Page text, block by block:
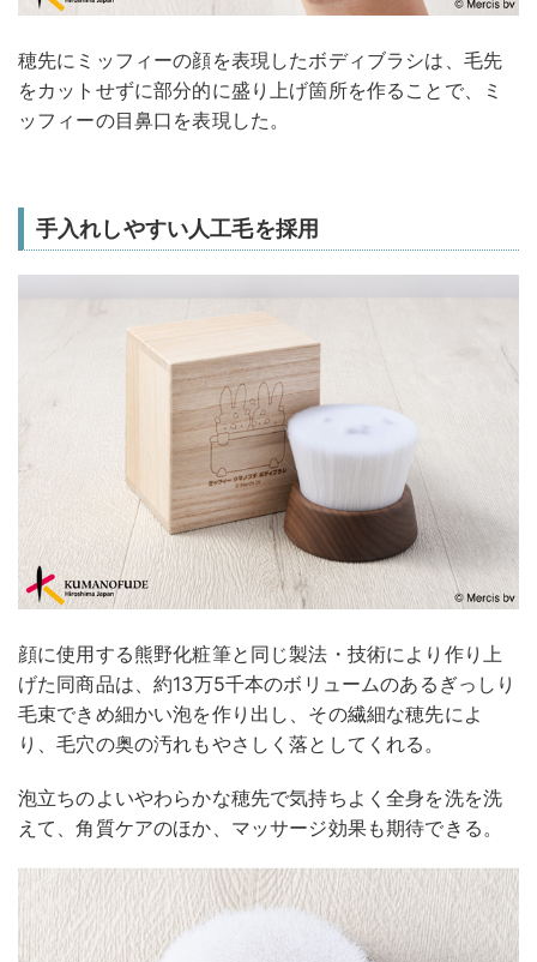
穂先にミッフィーの顔を表現したボディブラシは、毛先
をカットせずに部分的に盛り上げ箇所を作ることで、ミ
ッフィーの目鼻口を表現した。
手入れしやすい人工毛を採用
顔に使用する熊野化粧筆と同じ製法・技術により作り上
げた同商品は、約13万5千本のボリュームのあるぎっしり
毛束できめ細かい泡を作り出し、その繊細な穂先によ
り、毛穴の奥の汚れもやさしく落としてくれる。
泡立ちのよいやわらかな穂先で気持ちよく全身を洗を洗
えて、角質ケアのほか、マッサージ効果も期待できる。